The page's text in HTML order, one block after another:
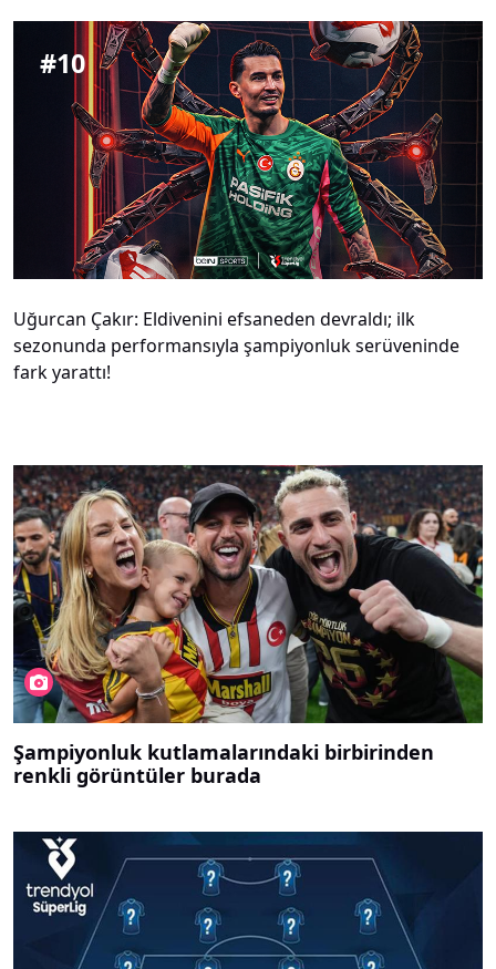
#10
Uğurcan Çakır: Eldivenini efsaneden devraldı; ilk
sezonunda performansıyla şampiyonluk serüveninde
fark yarattı!
Şampiyonluk kutlamalarındaki birbirinden
renkli görüntüler burada